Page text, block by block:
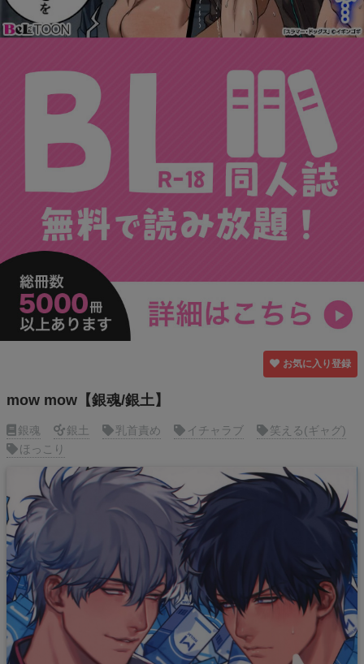
お気に入り登録
mow mow【銀魂/銀土】
銀魂 銀土 乳首責め イチャラブ
笑える(ギャグ)
ほっこり